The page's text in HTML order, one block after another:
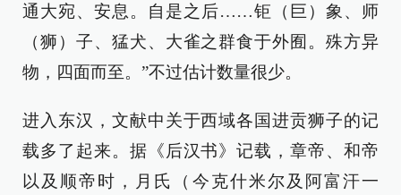
通大宛、安息。自是之后……钜（巨）象、师
（狮）子、猛犬、大雀之群食于外囿。殊方异
物，四面而至。”不过估计数量很少。
进入东汉，文献中关于西域各国进贡狮子的记
载多了起来。据《后汉书》记载，章帝、和帝
以及顺帝时，月氏（今克什米尔及阿富汗一